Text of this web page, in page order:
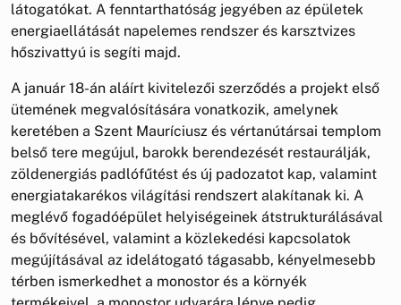
látogatókat. A fenntarthatóság jegyében az épületek
energiaellátását napelemes rendszer és karsztvizes
hőszivattyú is segíti majd.
A január 18-án aláírt kivitelezői szerződés a projekt első
ütemének megvalósítására vonatkozik, amelynek
keretében a Szent Mauríciusz és vértanútársai templom
belső tere megújul, barokk berendezését restaurálják,
zöldenergiás padlófűtést és új padozatot kap, valamint
energiatakarékos világítási rendszert alakítanak ki. A
meglévő fogadóépület helyiségeinek átstrukturálásával
és bővítésével, valamint a közlekedési kapcsolatok
megújításával az idelátogató tágasabb, kényelmesebb
térben ismerkedhet a monostor és a környék